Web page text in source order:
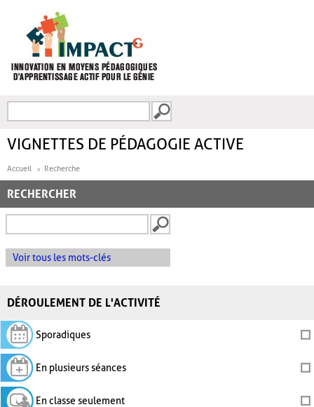
FORMULAIRE DE
VIGNETTES DE PÉDAGOGIE ACTIVE
Accueil Recherche
RECHERCHER
Voir tous les mots-clés
DÉROULEMENT DE L'ACTIVITÉ
Sporadiques
En plusieurs séances
En classe seulement